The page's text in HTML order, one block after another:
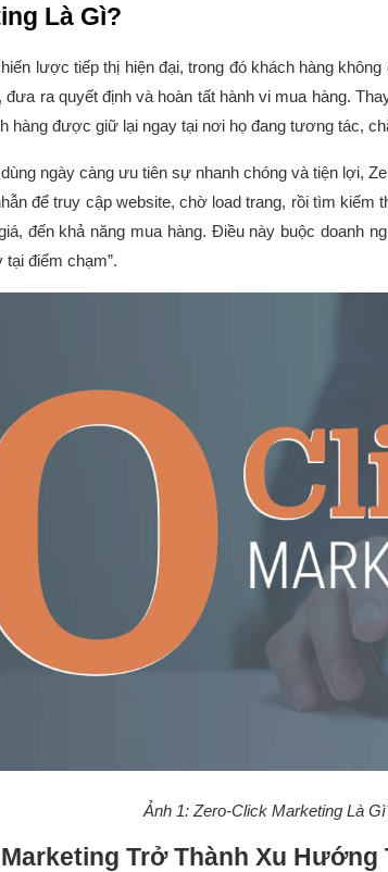
Là Gì?
lược tiếp thị hiện đại, trong đó khách hàng
đưa ra quyết định và hoàn tất hành vi mua hàng.
hàng được giữ lại ngay tại nơi họ đang tương tác,
ngày càng ưu tiên sự nhanh chóng và tiện lợi,
để truy cập website, chờ load trang, rồi tìm kiếm
đến khả năng mua hàng. Điều này buộc doanh
tại điểm chạm”.
Ảnh 1: Zero-Click Marketing Là
Trở Thành Xu Hướng